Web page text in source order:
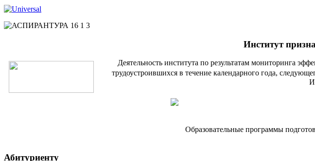
Институт
Деятельность института по результатам мониторинга
трудоустроившихся в течение календарного года,
Образовательные программы
Абитуриенту